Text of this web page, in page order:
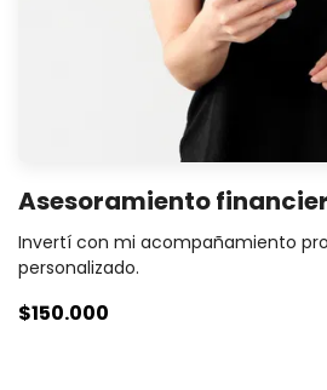
Asesoramiento
Invertí con mi acompañamiento
personalizado.
$150.000